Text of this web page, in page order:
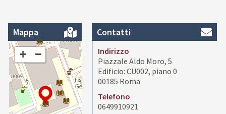
Mappa
+ −
Contatti
Indirizzo
Piazzale Aldo Moro, 5
Edificio: CU002, piano 0
00185 Roma
Telefono
0649910921